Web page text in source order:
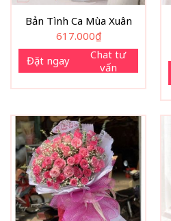
Bản Tình Ca Mùa Xuân
617.000₫
Đặt ngay
Chat tư
vấn